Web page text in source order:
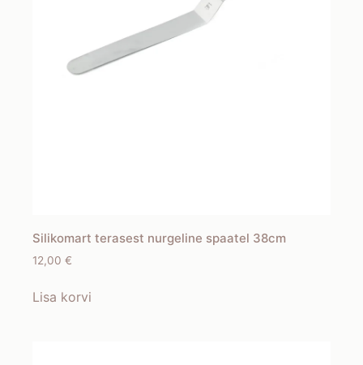
Silikomart terasest nurgeline spaatel 38cm
12,00 €
Lisa korvi